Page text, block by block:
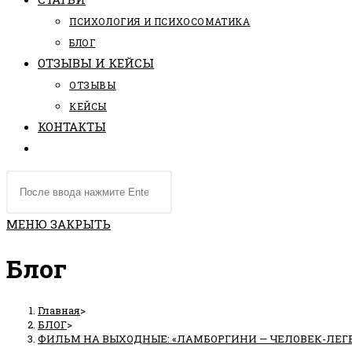
ПCИХОЛОГИЯ И ПСИХОСОМАТИКА
БЛОГ
ОТЗЫВЫ И КЕЙСЫ
ОТЗЫВЫ
КЕЙСЫ
КОНТАКТЫ
ПО
САЙТУ
сайте
МЕНЮ ЗАКРЫТЬ
Блог
Главная>
БЛОГ>
ФИЛЬМ НА ВЫХОДНЫЕ: «ЛАМБОРГИНИ — ЧЕЛОВЕК-